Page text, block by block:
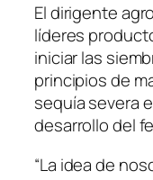
El dirigente
líderes
iniciar las
principios de
sequía severa
desarrollo del
“La idea de